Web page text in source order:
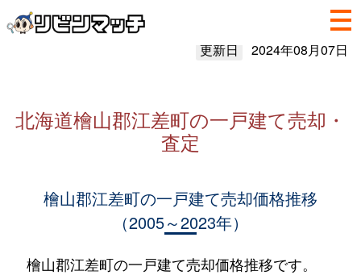
更新日 2024年08月07日
北海道檜山郡江差町の一戸建て売却・
査定
檜山郡江差町の一戸建て売却価格推移
（2005～2023年）
檜山郡江差町の一戸建て売却価格推移です。